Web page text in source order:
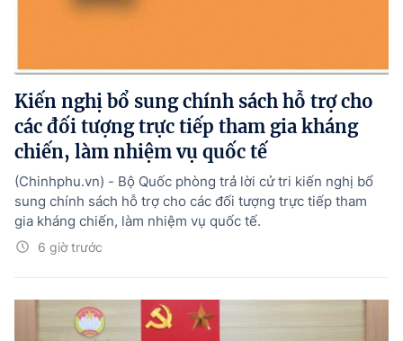
Kiến nghị bổ sung chính sách hỗ trợ cho
các đối tượng trực tiếp tham gia kháng
chiến, làm nhiệm vụ quốc tế
6 giờ trước
(Chinhphu.vn) - Bộ Quốc phòng trả lời cử tri kiến nghị bổ
sung chính sách hỗ trợ cho các đối tượng trực tiếp tham
gia kháng chiến, làm nhiệm vụ quốc tế.